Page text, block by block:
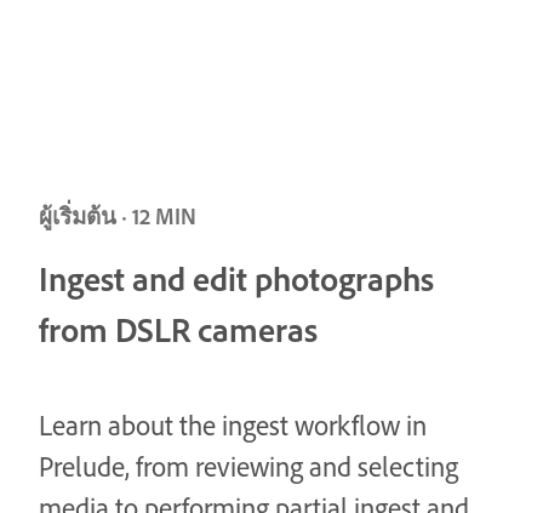
ผู้เริ่มต้น · 12 MIN
Ingest and edit photographs
from DSLR cameras
Learn about the ingest workflow in
Prelude, from reviewing and selecting